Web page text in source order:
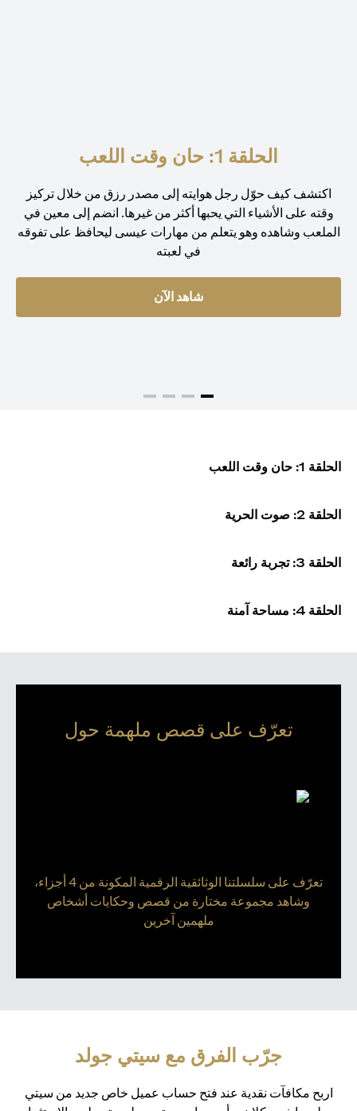
الحلقة 1: حان وقت اللعب
اكتشف كيف حوّل رجل هوايته إلى مصدر رزق من خلال تركيز
وقته على الأشياء التي يحبها أكثر من غيرها. انضم إلى معين في
الملعب وشاهده وهو يتعلم من مهارات عيسى ليحافظ على تفوقه
في لعبته
شاهد الآن
الحلقة 1: حان وقت اللعب
الحلقة 2: صوت الحرية
الحلقة 3: تجربة رائعة
الحلقة 4: مساحة آمنة
تعرّف على قصص ملهمة حول
تعرّف على سلسلتنا الوثائقية الرقمية المكونة من 4 أجزاء،
وشاهد مجموعة مختارة من قصص وحكايات أشخاص
ملهمين آخرين
جرّب الفرق مع سيتي جولد
اربح مكافآت نقدية عند فتح حساب عميل خاص جديد من سيتي